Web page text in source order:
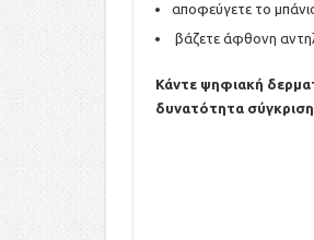
αποφεύγετε το
βάζετε άφθονη
Κάντε ψηφιακή
δυνατότητα